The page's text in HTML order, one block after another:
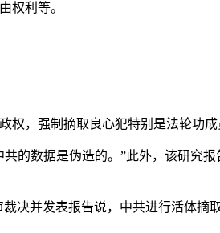
权利等。
，强制摘取良心犯特别是法轮功成
的数据是伪造的。”此外，该研究
决并发表报告说，中共进行活体摘